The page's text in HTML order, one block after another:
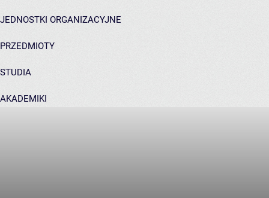
JEDNOSTKI ORGANIZACYJNE
PRZEDMIOTY
STUDIA
AKADEMIKI